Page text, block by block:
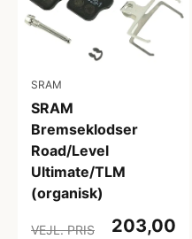
SRAM
SRAM
Bremseklodser
Road/Level
Ultimate/TLM
(organisk)
VEJL. PRIS
203,00